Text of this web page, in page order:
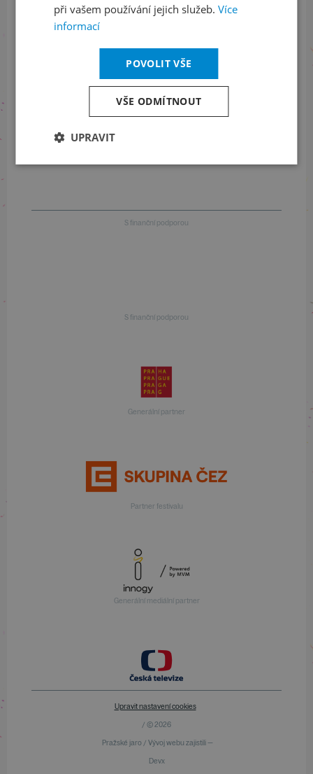
Informace o stavu objednávek
+420 461 049 232
Informace o programu
S finanční podporou
S finanční podporou
Generální partner
Partner festivalu
Generální mediální partner
Upravit nastavení cookies
/ © 2026
Pražské jaro / Vývoj webu zajistili —
Devx
při vašem používání jejich služeb. Více
informací
POVOLIT VŠE
VŠE ODMÍTNOUT
UPRAVIT